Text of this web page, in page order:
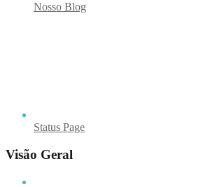
Nosso Blog
Status Page
Visão Geral